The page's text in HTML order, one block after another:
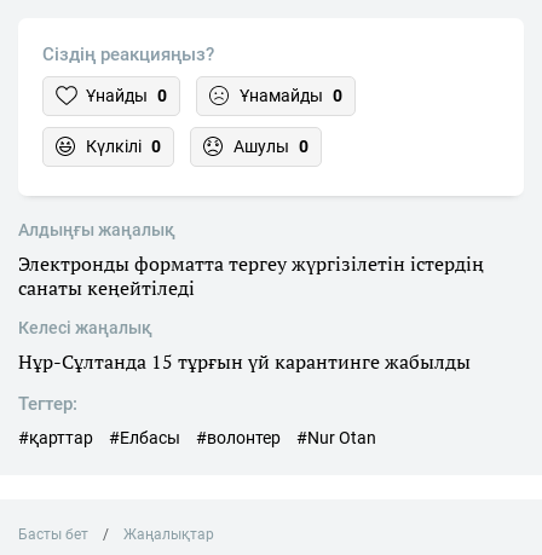
Сіздің реакцияңыз?
Ұнайды 0 Ұнамайды 0
Күлкілі 0 Ашулы 0
Алдыңғы жаңалық
Электронды форматта тергеу жүргізілетін істердің
санаты кеңейтіледі
Келесі жаңалық
Нұр-Сұлтанда 15 тұрғын үй карантинге жабылды
Тегтер:
#қарттар #Елбасы #волонтер #Nur Otan
Басты бет Жаңалықтар